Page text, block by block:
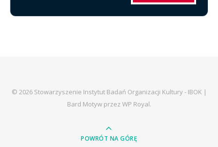
© 2026 Stowarzyszenie Instytut Badań Organizacji Kultury - IBOK |
Bard Motyw przez WP Royal.
POWRÓT NA GÓRĘ